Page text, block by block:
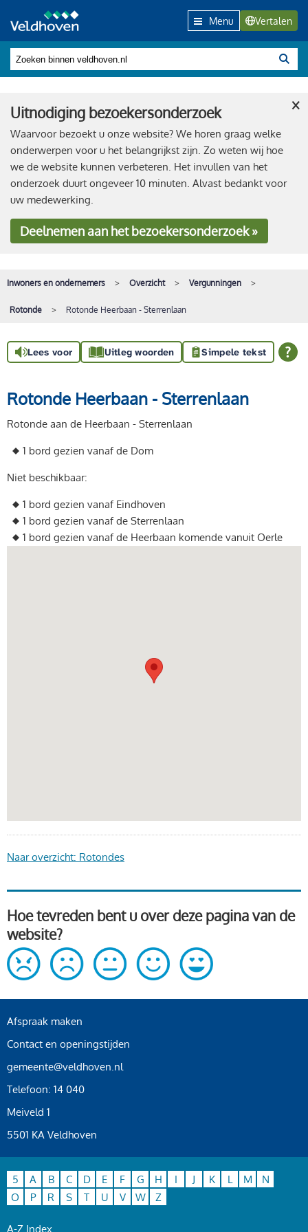
Menu Vertalen
Uitnodiging bezoekersonderzoek
Waarvoor bezoekt u onze website? We horen graag welke
onderwerpen voor u het belangrijkst zijn. Zo weten wij hoe
we de website kunnen verbeteren. Het invullen van het
onderzoek duurt ongeveer 10 minuten. Alvast bedankt voor
uw medewerking.
Deelnemenaan het bezoekersonderzoek »
×
Inwoners en ondernemers Overzicht Vergunningen
Rotonde Rotonde Heerbaan - Sterrenlaan
Lees voor Uitleg woorden Simpele tekst
Rotonde Heerbaan - Sterrenlaan
Rotonde aan de Heerbaan - Sterrenlaan
1 bord gezien vanaf de Dom
Niet beschikbaar:
1 bord gezien vanaf Eindhoven
1 bord gezien vanaf de Sterrenlaan
1 bord gezien vanaf de Heerbaan komende vanuit Oerle
Naar overzicht: Rotondes
Hoe tevreden bent u over deze pagina van de
website?
Afspraak maken
Contact en openingstijden
gemeente@veldhoven.nl
Telefoon: 14 040
Meiveld 1
5501 KA Veldhoven
5 A B C D E F G H I J K L M
N
O
P R S T U V W Z
A-Z Index